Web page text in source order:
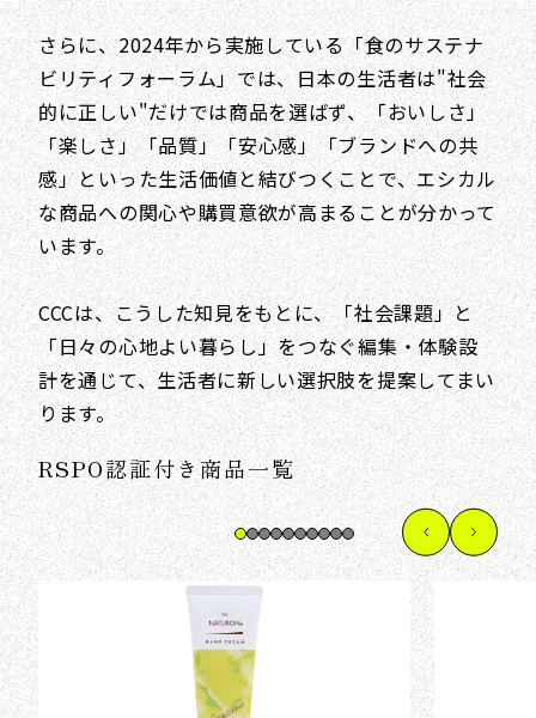
さらに、2024年から実施している「食のサステナ
ビリティフォーラム」では、日本の生活者は"社会
的に正しい"だけでは商品を選ばず、「おいしさ」
「楽しさ」「品質」「安心感」「ブランドへの共
感」といった生活価値と結びつくことで、エシカル
な商品への関心や購買意欲が高まることが分かって
います。
CCCは、こうした知見をもとに、「社会課題」と
「日々の心地よい暮らし」をつなぐ編集・体験設
計を通じて、生活者に新しい選択肢を提案してまい
ります。
RSPO認証付き商品一覧